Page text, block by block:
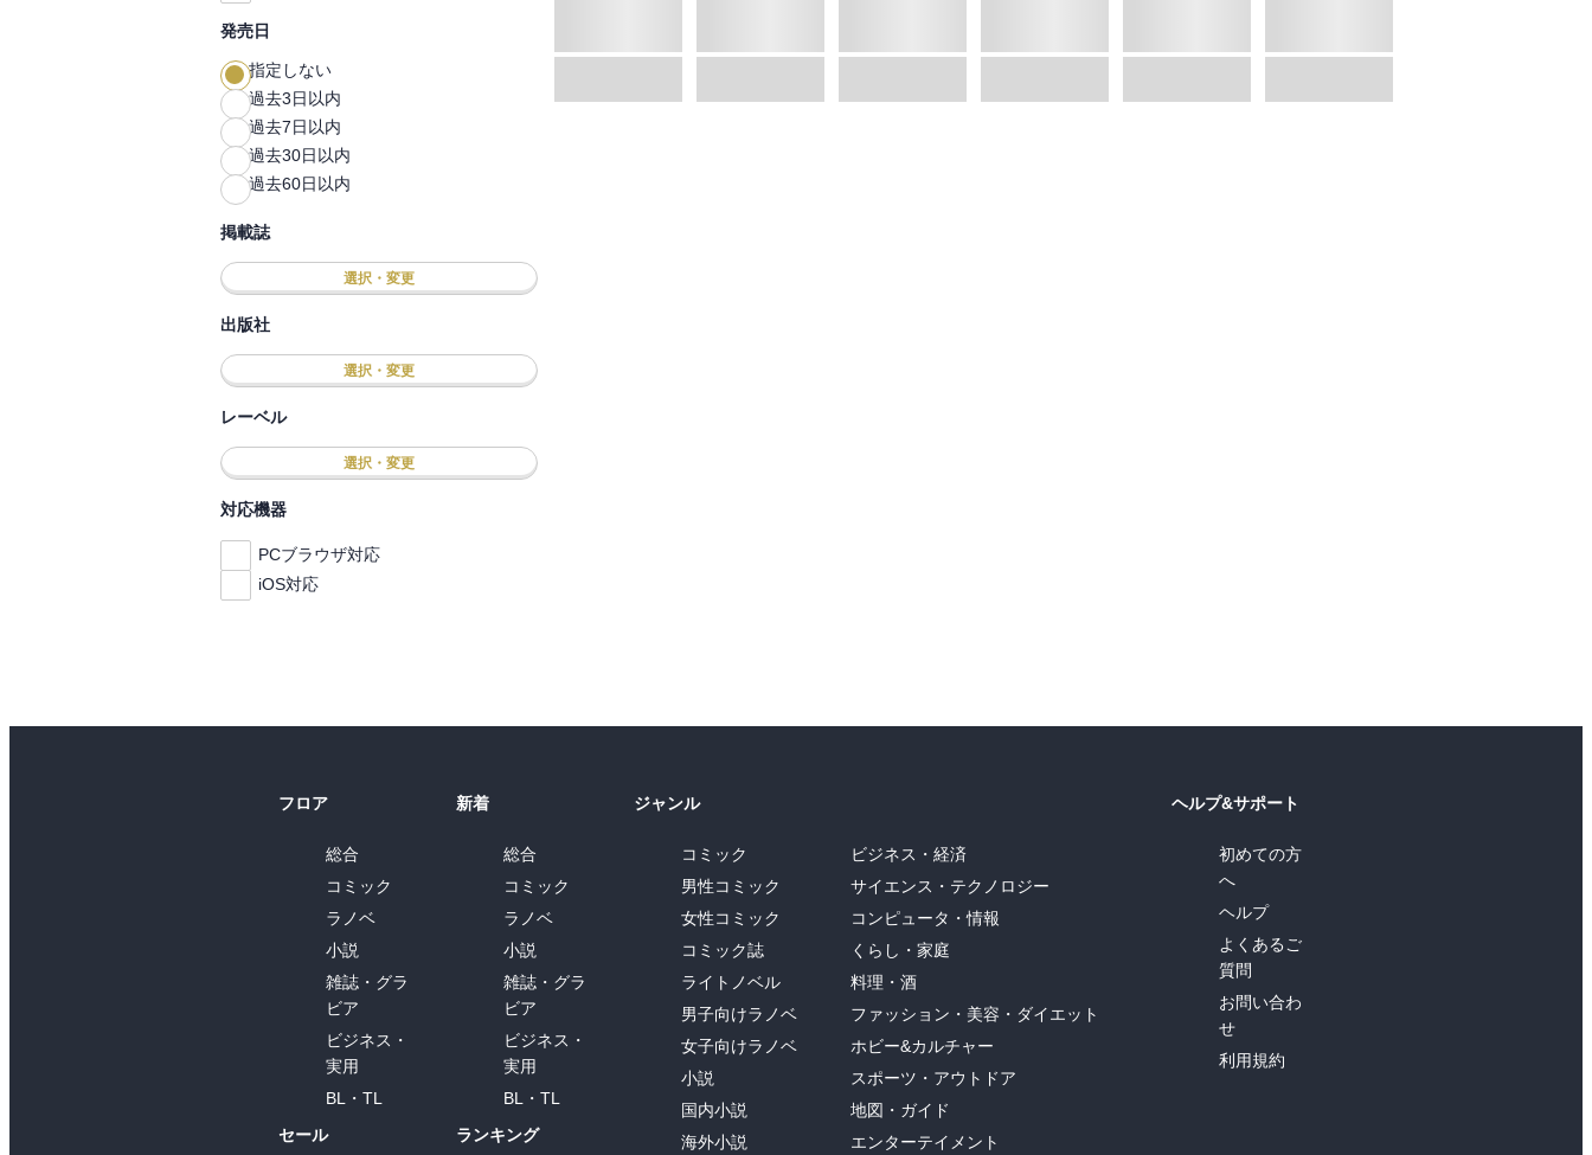
発売日
指定しない
過去3日以内
過去7日以内
過去30日以内
過去60日以内
掲載誌
選択・変更
出版社
選択・変更
レーベル
選択・変更
対応機器
PCブラウザ対応
iOS対応
フロア
総合
コミック
ラノベ
小説
雑誌・グラ
ビア
ビジネス・
実用
BL・TL
セール
新着
総合
コミック
ラノベ
小説
雑誌・グラ
ビア
ビジネス・
実用
BL・TL
ランキング
ジャンル
コミック
男性コミック
女性コミック
コミック誌
ライトノベル
男子向けラノベ
女子向けラノベ
小説
国内小説
海外小説
ビジネス・経済
サイエンス・テクノロジー
コンピュータ・情報
くらし・家庭
料理・酒
ファッション・美容・ダイエット
ホビー&カルチャー
スポーツ・アウトドア
地図・ガイド
エンターテイメント
ヘルプ&サポート
初めての方
へ
ヘルプ
よくあるご
質問
お問い合わ
せ
利用規約